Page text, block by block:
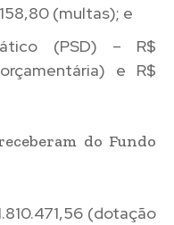
(multas); e
(PSD) – R$
e R$
do Fundo
(dotação